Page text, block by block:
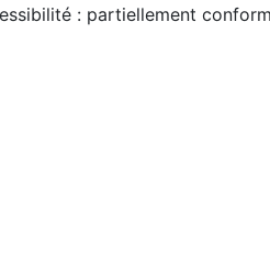
: partiellement